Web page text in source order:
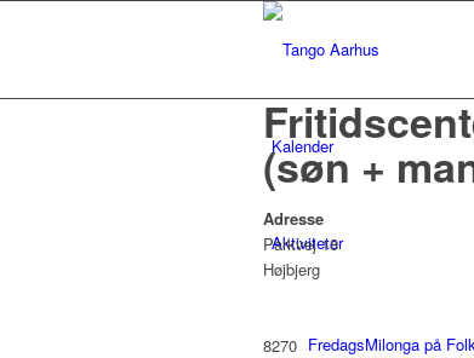
Kalender
Aktiviteter
FredagsMilonga på
(søn +
Adresse
Parkvej 18
Højbjerg
8270